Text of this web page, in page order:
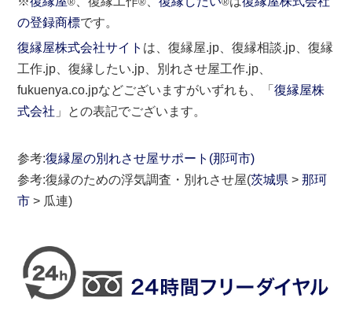
の登録商標です。
復縁屋株式会社サイト は、復縁屋.jp、復縁相談.jp、復縁
工作.jp、復縁したい.jp、別れさせ屋工作.jp、
fukuenya.co.jpなどございますがいずれも、「復縁屋株
式会社 」との表記でございます。
参考:復縁屋の別れさせ屋サポート(那珂市)
参考:復縁のための浮気調査・別れさせ屋(茨城県 >那珂
市 > 瓜連)